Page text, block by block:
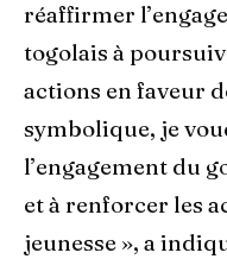
réaffirmer
togolais à
actions en faveur
symbolique, je
l’engagement du
et à renforcer les
jeunesse », a